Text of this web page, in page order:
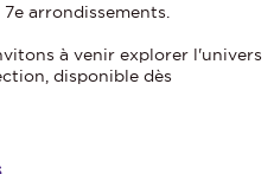
arrondissements.
à venir explorer l'univers
disponible dès